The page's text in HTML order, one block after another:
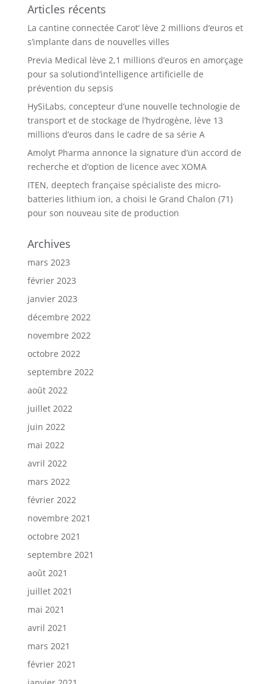
Articles récents
La cantine connectée Carot’ lève 2 millions d’euros et
s’implante dans de nouvelles villes
Previa Medical lève 2,1 millions d’euros en amorçage
pour sa solutiond’intelligence artificielle de
prévention du sepsis
HySiLabs, concepteur d’une nouvelle technologie de
transport et de stockage de l’hydrogène, lève 13
millions d’euros dans le cadre de sa série A
Amolyt Pharma annonce la signature d’un accord de
recherche et d’option de licence avec XOMA
ITEN, deeptech française spécialiste des micro-
batteries lithium ion, a choisi le Grand Chalon (71)
pour son nouveau site de production
Archives
mars 2023
février 2023
janvier 2023
décembre 2022
novembre 2022
octobre 2022
septembre 2022
août 2022
juillet 2022
juin 2022
mai 2022
avril 2022
mars 2022
février 2022
novembre 2021
octobre 2021
septembre 2021
août 2021
juillet 2021
mai 2021
avril 2021
mars 2021
février 2021